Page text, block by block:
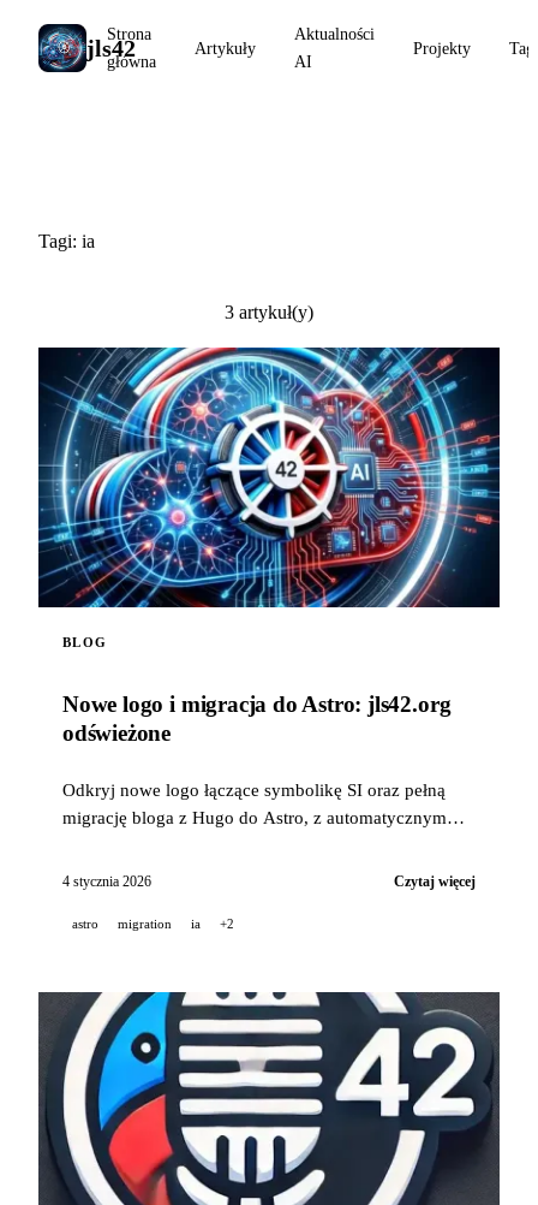
jls42
Strona
główna
Artykuły
Aktualności
AI
Projekty Tagi
Tagi: ia
3 artykuł(y)
BLOG
Nowe logo i migracja do Astro: jls42.org
odświeżone
Odkryj nowe logo łączące symbolikę SI oraz pełną
migrację bloga z Hugo do Astro, z automatycznym
4 stycznia 2026 Czytaj więcej
astro migration ia +2